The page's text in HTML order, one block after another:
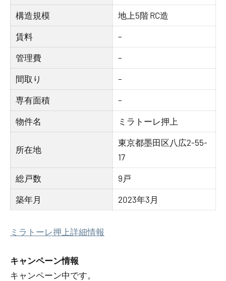
構造規模 地上5階 RC造
賃料 –
管理費 –
間取り –
専有面積 –
物件名 ミラトーレ押上
所在地
東京都墨田区八広2-55-
17
総戸数 9戸
築年月 2023年3月
ミラトーレ押上詳細情報
キャンペーン情報
キャンペーン中です。